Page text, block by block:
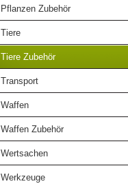
Pflanzen Zubehör
Tiere
Tiere Zubehör
Transport
Waffen
Waffen Zubehör
Wertsachen
Werkzeuge